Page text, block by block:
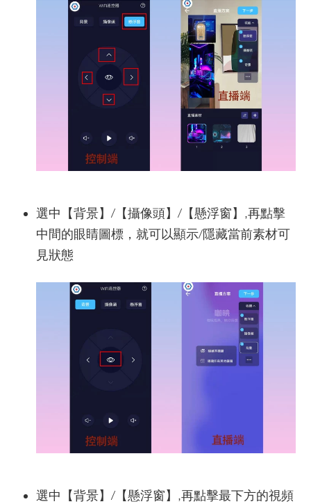
選中【背景】/【攝像頭】/【懸浮窗】,再點擊
中間的眼睛圖標，就可以顯示/隱藏當前素材可
見狀態
選中【背景】/【懸浮窗】,再點擊最下方的視頻